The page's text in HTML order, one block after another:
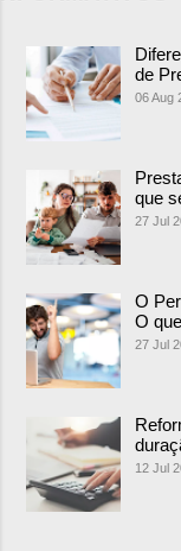
de
06 Aug
que
27 Jul
O
O
27 Jul
12 Jul